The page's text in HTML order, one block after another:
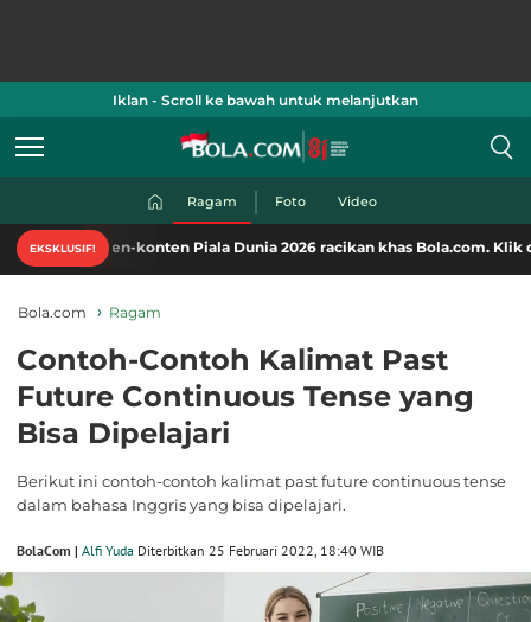
Iklan - Scroll ke bawah untuk melanjutkan
Ragam Foto Video
EKSKLUSIF!
konten Piala Dunia 2026 racikan khas Bola.com. Klik di sini!
Bola.com Ragam
Contoh-Contoh Kalimat Past
Future Continuous Tense yang
Bisa Dipelajari
Berikut ini contoh-contoh kalimat past future continuous tense
dalam bahasa Inggris yang bisa dipelajari.
BolaCom | Alfi Yuda Diterbitkan 25 Februari 2022, 18:40 WIB